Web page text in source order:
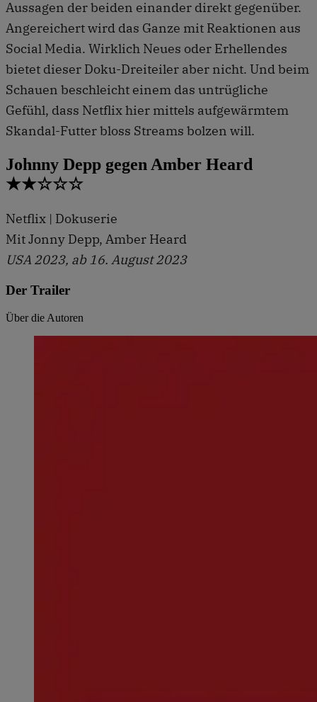
Aussagen der beiden einander direkt gegenüber.
Angereichert wird das Ganze mit Reaktionen aus
Social Media. Wirklich Neues oder Erhellendes
bietet dieser Doku-Dreiteiler aber nicht. Und beim
Schauen beschleicht einem das untrügliche
Gefühl, dass Netflix hier mittels aufgewärmtem
Skandal-Futter bloss Streams bolzen will.
Johnny Depp gegen Amber Heard
★★☆☆☆
Netflix | Dokuserie
Mit Jonny Depp, Amber Heard
USA 2023, ab 16. August 2023
Der Trailer
Über die Autoren